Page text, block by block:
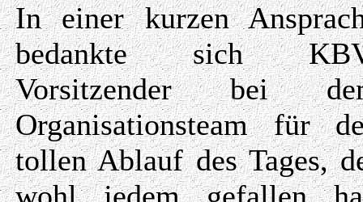
In einer kurzen
bedankte sich
Vorsitzender bei
Organisationsteam für
tollen Ablauf des Tages,